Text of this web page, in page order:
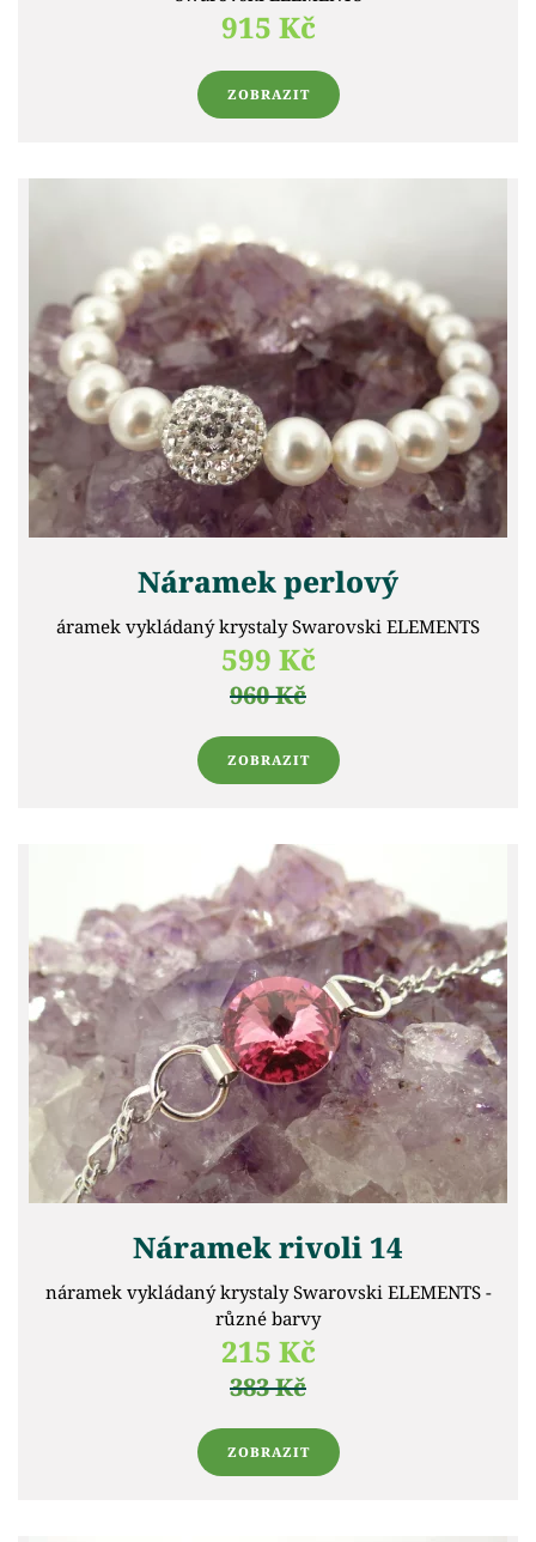
915 Kč
ZOBRAZIT
Náramek perlový
áramek vykládaný krystaly Swarovski ELEMENTS
599 Kč
960 Kč
ZOBRAZIT
Náramek rivoli 14
náramek vykládaný krystaly Swarovski ELEMENTS -
různé barvy
215 Kč
383 Kč
ZOBRAZIT